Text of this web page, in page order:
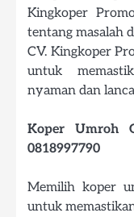
Kingkoper
tentang masalah
CV. Kingkoper
untuk
nyaman dan
Koper Umroh
0818997790
Memilih koper
untuk